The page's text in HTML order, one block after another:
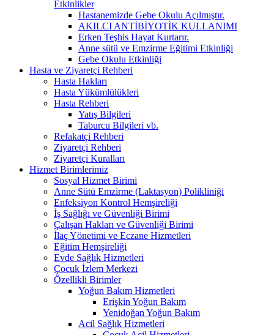
Etkinlikler
Hastanemizde Gebe Okulu Açılmıştır.
AKILCI ANTİBİYOTİK KULLANIMI
Erken Teşhis Hayat Kurtarır.
Anne sütü ve Emzirme Eğitimi Etkinliği
Gebe Okulu Etkinliği
Hasta ve Ziyaretçi Rehberi
Hasta Hakları
Hasta Yükümlülükleri
Hasta Rehberi
Yatış Bilgileri
Taburcu Bilgileri vb.
Refakatçi Rehberi
Ziyaretçi Rehberi
Ziyaretçi Kuralları
Hizmet Birimlerimiz
Sosyal Hizmet Birimi
Anne Sütü Emzirme (Laktasyon) Polikliniği
Enfeksiyon Kontrol Hemşireliği
İş Sağlığı ve Güvenliği Birimi
Çalışan Hakları ve Güvenliği Birimi
İlaç Yönetimi ve Eczane Hizmetleri
Eğitim Hemşireliği
Evde Sağlık Hizmetleri
Çocuk İzlem Merkezi
Özellikli Birimler
Yoğun Bakım Hizmetleri
Erişkin Yoğun Bakım
Yenidoğan Yoğun Bakım
Acil Sağlık Hizmetleri